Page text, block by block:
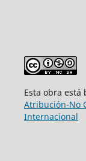
Esta obra está
Atribución-No
Internacional